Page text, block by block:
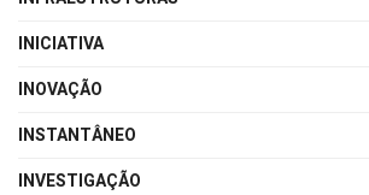
INICIATIVA
INOVAÇÃO
INSTANTÂNEO
INVESTIGAÇÃO